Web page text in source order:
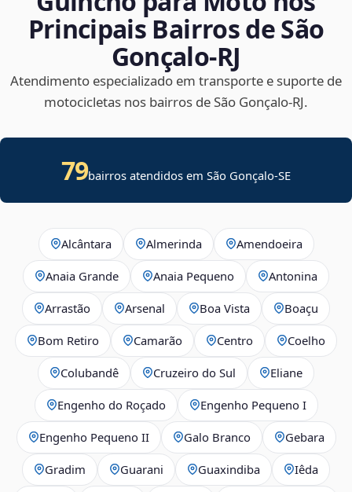
Principais Bairros de São
Gonçalo‑RJ
Atendimento especializado em transporte e suporte de
motocicletas nos bairros de São Gonçalo‑RJ.
79bairros atendidos emSão Gonçalo-SE
Alcântara Almerinda Amendoeira
Anaia Grande Anaia Pequeno Antonina
Arrastão Arsenal Boa Vista Boaçu
Bom Retiro Camarão Centro Coelho
Colubandê Cruzeiro do Sul Eliane
Engenho do Roçado Engenho Pequeno I
Engenho Pequeno II Galo Branco Gebara
Gradim Guarani Guaxindiba Iêda